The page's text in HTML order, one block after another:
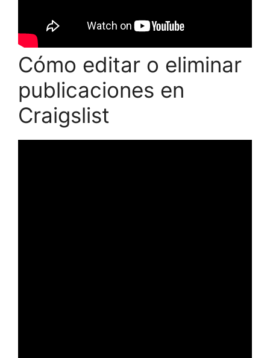
Cómo editar o eliminar
publicaciones en
Craigslist